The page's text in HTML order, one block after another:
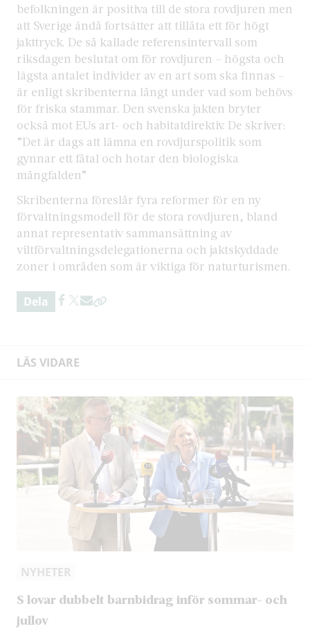
befolkningen är positiva till de stora rovdjuren men
att Sverige ändå fortsätter att tillåta ett för högt
jakttryck. De så kallade referensintervall som
riksdagen beslutat om för rovdjuren – högsta och
lägsta antalet individer av en art som ska finnas –
är enligt skribenterna långt under vad som behövs
för friska stammar. Den svenska jakten bryter
också mot EUs art- och habitatdirektiv. De skriver:
”Det är dags att lämna en rovdjurspolitik som
gynnar ett fåtal och hotar den biologiska
mångfalden”
Skribenterna föreslår fyra reformer för en ny
förvaltningsmodell för de stora rovdjuren, bland
annat representativ sammansättning av
viltförvaltningsdelegationerna och jaktskyddade
zoner i områden som är viktiga för naturturismen.
Dela
LÄS VIDARE
NYHETER
S lovar dubbelt barnbidrag inför sommar- och
jullov